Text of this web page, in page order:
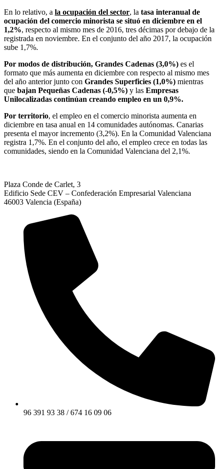
En lo relativo, a la ocupación del sector, la tasa interanual de
ocupación del comercio minorista se situó en diciembre en el
1,2%, respecto al mismo mes de 2016, tres décimas por debajo de la
registrada en noviembre. En el conjunto del año 2017, la ocupación
sube 1,7%.
Por modos de distribución, Grandes Cadenas (3,0%) es el
formato que más aumenta en diciembre con respecto al mismo mes
del año anterior junto con Grandes Superficies (1,0%) mientras
que bajan Pequeñas Cadenas (-0,5%) y las Empresas
Unilocalizadas continúan creando empleo en un 0,9%.
Por territorio, el empleo en el comercio minorista aumenta en
diciembre en tasa anual en 14 comunidades autónomas. Canarias
presenta el mayor incremento (3,2%). En la Comunidad Valenciana
registra 1,7%. En el conjunto del año, el empleo crece en todas las
comunidades, siendo en la Comunidad Valenciana del 2,1%.
Plaza Conde de Carlet, 3
Edificio Sede CEV – Confederación Empresarial Valenciana
46003 Valencia (España)
96 391 93 38 / 674 16 09 06